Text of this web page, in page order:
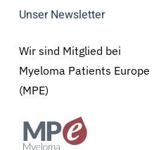
Unser Newsletter
Wir sind Mitglied bei
Myeloma Patients Europe
(MPE)